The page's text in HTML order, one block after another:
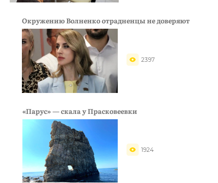
Окружению Волненко отрадненцы не доверяют
2397
«Парус» — скала у Прасковеевки
1924